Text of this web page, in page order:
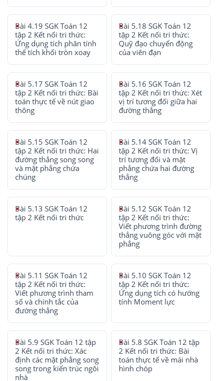
Bài 4.19 SGK Toán 12
tập 2 Kết nối tri thức:
Ứng dụng tích phân tính
thể tích khối tròn xoay
Bài 5.18 SGK Toán 12
tập 2 Kết nối tri thức:
Quỹ đạo chuyển động
của viên đạn
Bài 5.17 SGK Toán 12
tập 2 Kết nối tri thức: Bài
toán thực tế về nút giao
thông
Bài 5.16 SGK Toán 12
tập 2 Kết nối tri thức: Xét
vị trí tương đối giữa hai
đường thẳng
Bài 5.15 SGK Toán 12
tập 2 Kết nối tri thức: Hai
đường thẳng song song
và mặt phẳng chứa
chúng
Bài 5.14 SGK Toán 12
tập 2 Kết nối tri thức: Vị
trí tương đối và mặt
phẳng chứa hai đường
thẳng
Bài 5.13 SGK Toán 12
tập 2 Kết nối tri thức
Bài 5.12 SGK Toán 12
tập 2 Kết nối tri thức:
Viết phương trình đường
thẳng vuông góc với mặt
phẳng
Bài 5.11 SGK Toán 12
tập 2 Kết nối tri thức:
Viết phương trình tham
số và chính tắc của
đường thẳng
Bài 5.10 SGK Toán 12
tập 2 Kết nối tri thức:
Ứng dụng tích có hướng
tính Moment lực
Bài 5.9 SGK Toán 12 tập
2 Kết nối tri thức: Xác
định các mặt phẳng song
song trong kiến trúc ngôi
nhà
Bài 5.8 SGK Toán 12 tập
2 Kết nối tri thức: Bài
toán thực tế về mái nhà
hình chóp